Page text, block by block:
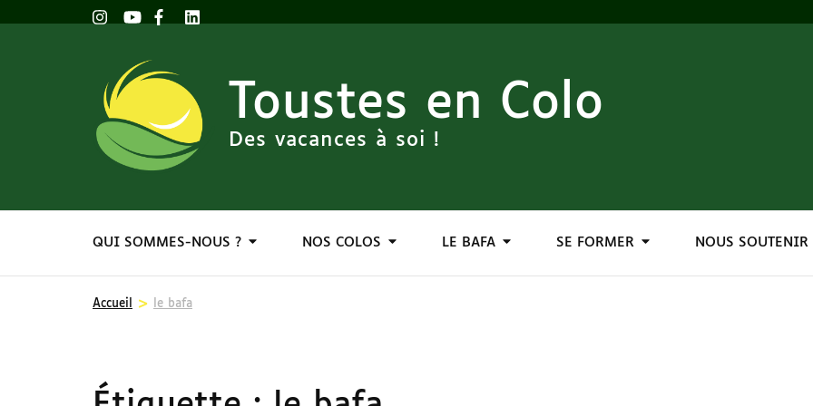
Toustes en Colo
Des vacances à soi !
QUI SOMMES-NOUS ? NOS COLOS LE BAFA SE FORMER NOUS SOUTENIR
Accueil > le bafa